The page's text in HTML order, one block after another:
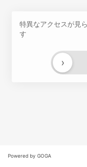
特異なアクセスが見
す
›
Powered by GOGA